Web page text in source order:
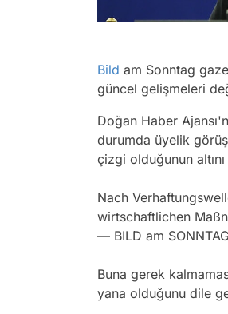
Bild am Sonntag
güncel gelişmeleri
Doğan Haber
durumda üyelik
çizgi olduğunun
Nach
wirtschaftlichen
— BILD am
Buna gerek
yana olduğunu dile